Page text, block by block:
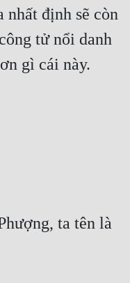
định sẽ còn
tử nổi danh
gì cái này.
ta tên là